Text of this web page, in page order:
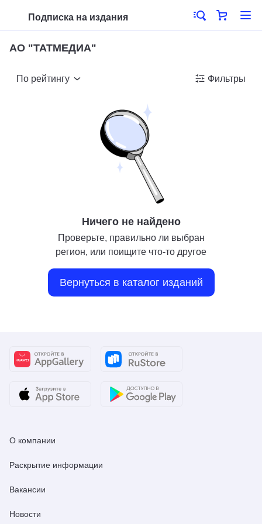
Подписка на издания
АО "ТАТМЕДИА"
По рейтингу Фильтры
Ничего не найдено
Проверьте, правильно ли выбран
регион, или поищите что-то другое
Вернуться в каталог изданий
О компании
Раскрытие информации
Вакансии
Новости